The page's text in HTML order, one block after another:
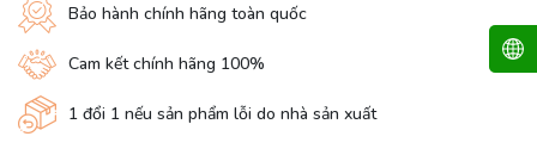
Bảo hành chính hãng toàn quốc
Cam kết chính hãng 100%
1 đổi 1 nếu sản phẩm lỗi do nhà sản xuất